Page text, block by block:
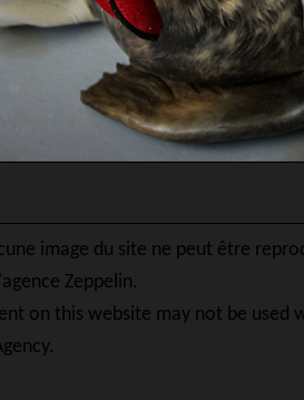
image du site ne peut être
Zeppelin.
on this website may not be used